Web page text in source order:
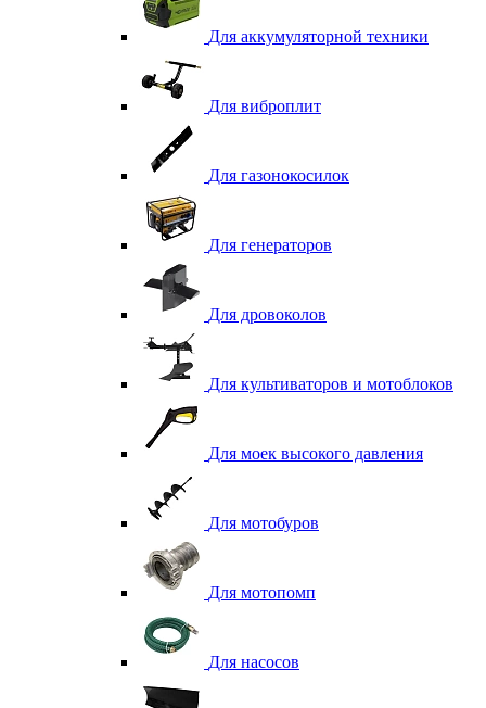
Для аккумуляторной техники
Для виброплит
Для газонокосилок
Для генераторов
Для дровоколов
Для культиваторов и мотоблоков
Для моек высокого давления
Для мотобуров
Для мотопомп
Для насосов